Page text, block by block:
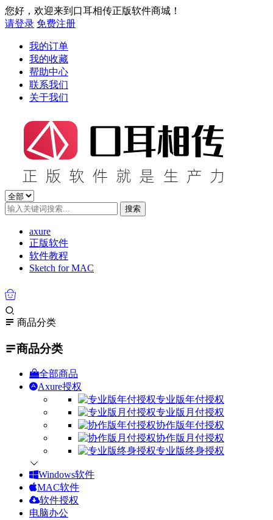
您好，欢迎来到口耳相传正版软件商城！
请登录 免费注册
我的订单
我的收藏
帮助中心
联系我们
关于我们
axure
正版软件
软件教程
Sketch for MAC
商品分类
商品分类
全部商品
Axure授权
专业版年付授权
专业版月付授权
协作版年付授权
协作版月付授权
专业版终身授权
Windows软件
MAC软件
软件授权
电脑办公